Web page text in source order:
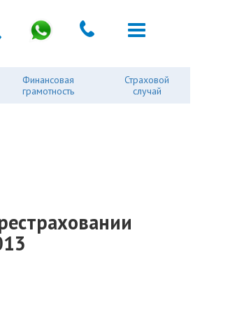
Финансовая
грамотность
Страховой
случай